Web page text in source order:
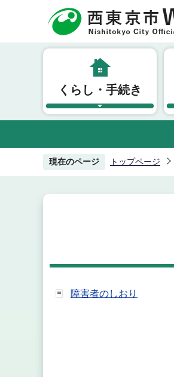
頭
くらし・手続き
現在のページ トップページ
障害者のしおり